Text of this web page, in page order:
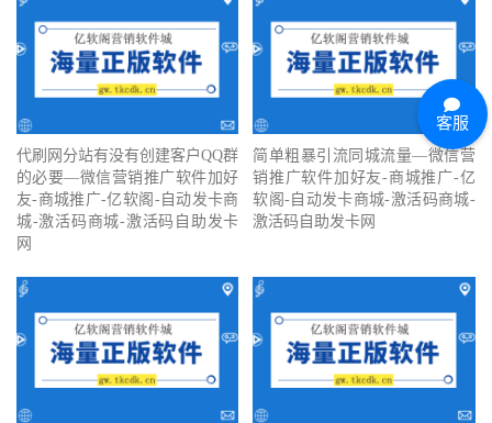
代刷网分站有没有创建客户QQ群
的必要—微信营销推广软件加好
友-商城推广-亿软阁-自动发卡商
城-激活码商城-激活码自助发卡
网
简单粗暴引流同城流量—微信营
销推广软件加好友-商城推广-亿
软阁-自动发卡商城-激活码商城-
激活码自助发卡网
客服